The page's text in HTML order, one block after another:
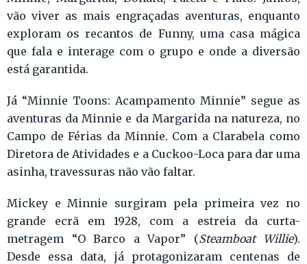
vão viver as mais engraçadas aventuras, enquanto
exploram os recantos de Funny, uma casa mágica
que fala e interage com o grupo e onde a diversão
está garantida.
Já “Minnie Toons: Acampamento Minnie” segue as
aventuras da Minnie e da Margarida na natureza, no
Campo de Férias da Minnie. Com a Clarabela como
Diretora de Atividades e a Cuckoo-Loca para dar uma
asinha, travessuras não vão faltar.
Mickey e Minnie surgiram pela primeira vez no
grande ecrã em 1928, com a estreia da curta-
metragem “O Barco a Vapor” (Steamboat Willie).
Desde essa data, já protagonizaram centenas de